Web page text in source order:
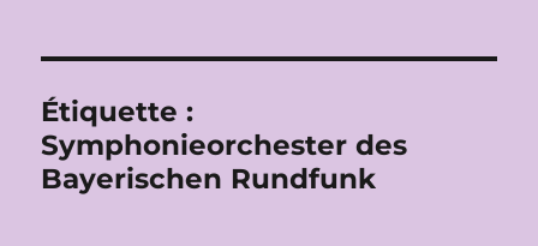
Étiquette :
Symphonieorchester des
Bayerischen Rundfunk